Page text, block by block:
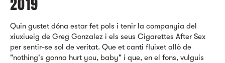
2019
Quin gustet dóna estar fet pols i tenir la companyia del
xiuxiueig de Greg Gonzalez i els seus Cigarettes After Sex
per sentir-se sol de veritat. Que et canti fluixet allò de
"nothing's gonna hurt you, baby" i que, en el fons, vulguis